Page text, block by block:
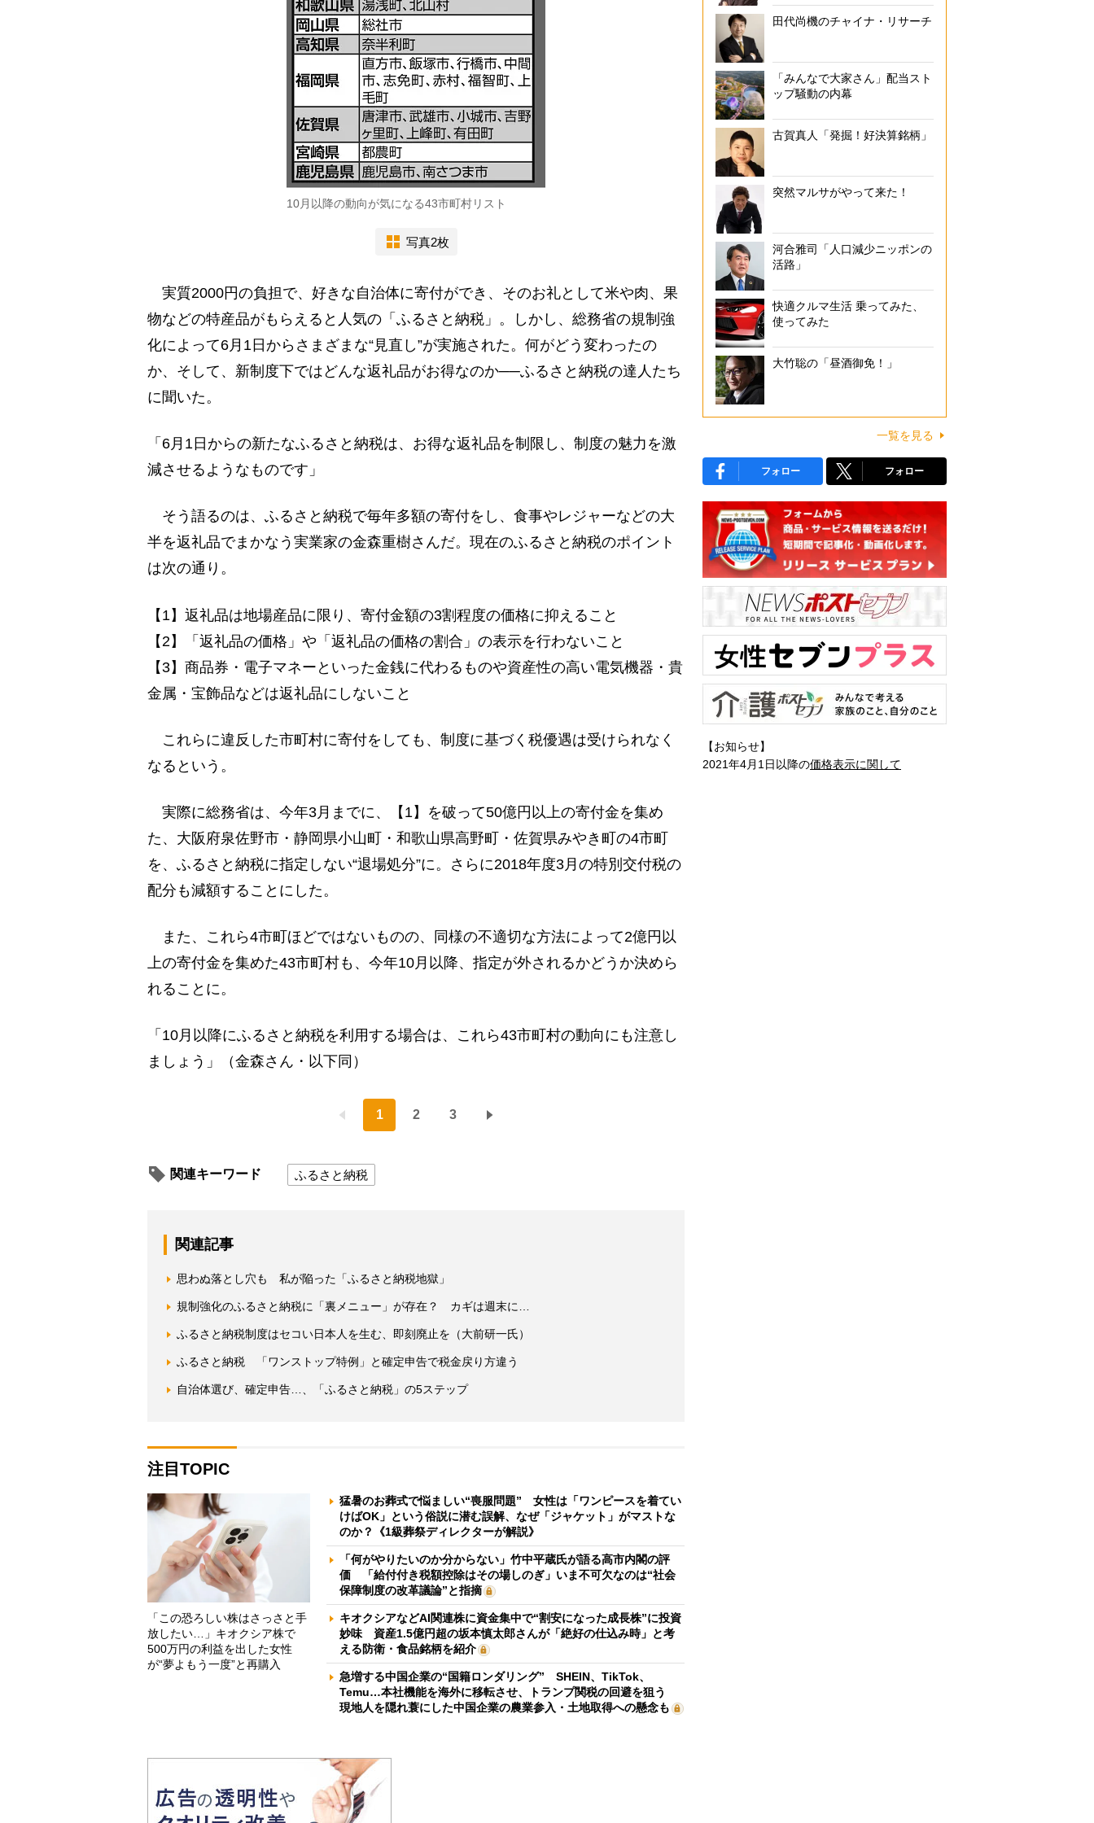
10月以降の動向が気になる43市町村リスト
写真2枚
実質2000円の負担で、好きな自治体に寄付ができ、そのお礼として米や肉、果
物などの特産品がもらえると人気の「ふるさと納税」。しかし、総務省の規制強
化によって6月1日からさまざまな“見直し”が実施された。何がどう変わったの
か、そして、新制度下ではどんな返礼品がお得なのか──ふるさと納税の達人たち
に聞いた。
「6月1日からの新たなふるさと納税は、お得な返礼品を制限し、制度の魅力を激
減させるようなものです」
そう語るのは、ふるさと納税で毎年多額の寄付をし、食事やレジャーなどの大
半を返礼品でまかなう実業家の金森重樹さんだ。現在のふるさと納税のポイント
は次の通り。
【1】返礼品は地場産品に限り、寄付金額の3割程度の価格に抑えること
【2】「返礼品の価格」や「返礼品の価格の割合」の表示を行わないこと
【3】商品券・電子マネーといった金銭に代わるものや資産性の高い電気機器・貴
金属・宝飾品などは返礼品にしないこと
これらに違反した市町村に寄付をしても、制度に基づく税優遇は受けられなく
なるという。
実際に総務省は、今年3月までに、【1】を破って50億円以上の寄付金を集め
た、大阪府泉佐野市・静岡県小山町・和歌山県高野町・佐賀県みやき町の4市町
を、ふるさと納税に指定しない“退場処分”に。さらに2018年度3月の特別交付税の
配分も減額することにした。
また、これら4市町ほどではないものの、同様の不適切な方法によって2億円以
上の寄付金を集めた43市町村も、今年10月以降、指定が外されるかどうか決めら
れることに。
「10月以降にふるさと納税を利用する場合は、これら43市町村の動向にも注意し
ましょう」（金森さん・以下同）
1 2 3
関連キーワード ふるさと納税
関連記事
思わぬ落とし穴も 私が陥った「ふるさと納税地獄」
規制強化のふるさと納税に「裏メニュー」が存在？ カギは週末に…
ふるさと納税制度はセコい日本人を生む、即刻廃止を（大前研一氏）
ふるさと納税 「ワンストップ特例」と確定申告で税金戻り方違う
自治体選び、確定申告…、「ふるさと納税」の5ステップ
注目TOPIC
「この恐ろしい株はさっさと手
放したい…」キオクシア株で
500万円の利益を出した女性
が“夢よもう一度”と再購入
猛暑のお葬式で悩ましい“喪服問題” 女性は「ワンピースを着てい
けばOK」という俗説に潜む誤解、なぜ「ジャケット」がマストな
のか？《1級葬祭ディレクターが解説》
「何がやりたいのか分からない」竹中平蔵氏が語る高市内閣の評
価 「給付付き税額控除はその場しのぎ」いま不可欠なのは“社会
保障制度の改革議論”と指摘
キオクシアなどAI関連株に資金集中で“割安になった成長株”に投資
妙味 資産1.5億円超の坂本慎太郎さんが「絶好の仕込み時」と考
える防衛・食品銘柄を紹介
急増する中国企業の“国籍ロンダリング” SHEIN、TikTok、
Temu…本社機能を海外に移転させ、トランプ関税の回避を狙う
現地人を隠れ蓑にした中国企業の農業参入・土地取得への懸念も
田代尚機のチャイナ・リサーチ
「みんなで大家さん」配当スト
ップ騒動の内幕
古賀真人「発掘！好決算銘柄」
突然マルサがやって来た！
河合雅司「人口減少ニッポンの
活路」
快適クルマ生活 乗ってみた、
使ってみた
大竹聡の「昼酒御免！」
一覧を見る
フォロー フォロー
【お知らせ】
2021年4月1日以降の価格表示に関して